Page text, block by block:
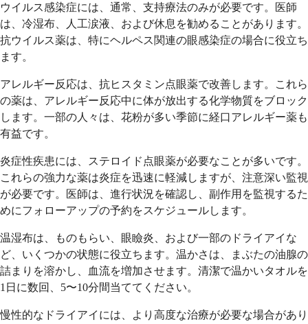
ウイルス感染症には、通常、支持療法のみが必要です。医師
は、冷湿布、人工涙液、および休息を勧めることがあります。
抗ウイルス薬は、特にヘルペス関連の眼感染症の場合に役立ち
ます。
アレルギー反応は、抗ヒスタミン点眼薬で改善します。これら
の薬は、アレルギー反応中に体が放出する化学物質をブロック
します。一部の人々は、花粉が多い季節に経口アレルギー薬も
有益です。
炎症性疾患には、ステロイド点眼薬が必要なことが多いです。
これらの強力な薬は炎症を迅速に軽減しますが、注意深い監視
が必要です。医師は、進行状況を確認し、副作用を監視するた
めにフォローアップの予約をスケジュールします。
温湿布は、ものもらい、眼瞼炎、および一部のドライアイな
ど、いくつかの状態に役立ちます。温かさは、まぶたの油腺の
詰まりを溶かし、血流を増加させます。清潔で温かいタオルを
1日に数回、5〜10分間当ててください。
慢性的なドライアイには、より高度な治療が必要な場合があり